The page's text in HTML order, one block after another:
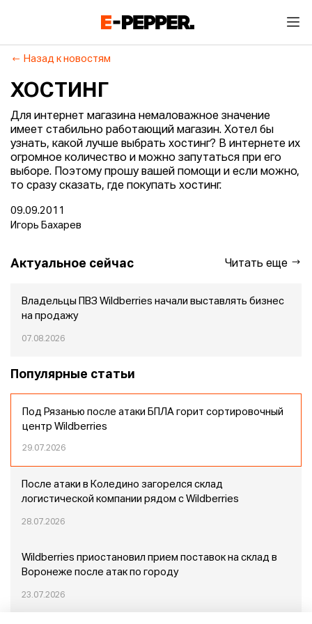
Назад к новостям
ХОСТИНГ
Для интернет магазина немаловажное значение
имеет стабильно работающий магазин. Хотел бы
узнать, какой лучше выбрать хостинг? В интернете их
огромное количество и можно запутаться при его
выборе. Поэтому прошу вашей помощи и если можно,
то сразу сказать, где покупать хостинг.
09.09.2011
Игорь Бахарев
Актуальное сейчас Читать еще
Владельцы ПВЗ Wildberries начали выставлять бизнес
на продажу
07.08.2026
Популярные статьи
Под Рязанью после атаки БПЛА горит сортировочный
центр Wildberries
29.07.2026
После атаки в Коледино загорелся склад
логистической компании рядом с Wildberries
28.07.2026
Wildberries приостановил прием поставок на склад в
Воронеже после атак по городу
23.07.2026